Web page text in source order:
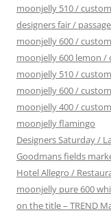
moonjelly 510 /
designers fair /
moonjelly 600 /
moonjelly 600 lemon
moonjelly 510 /
moonjelly 600 /
moonjelly 400 /
moonjelly flamingo
Designers Saturday /
Goodmans fields
Hotel Allegro /
moonjelly pure 600
on the title – TREND